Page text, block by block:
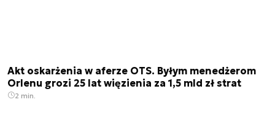
Akt oskarżenia w aferze OTS. Byłym menedżerom
Orlenu grozi 25 lat więzienia za 1,5 mld zł strat
2 min.